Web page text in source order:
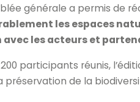
générale a permis de
les espaces
les acteurs et
participants réunis,
préservation de la